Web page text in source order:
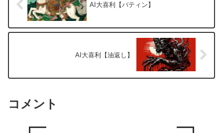
AI大喜利【バティン】
AI大喜利【油返し】
コメント